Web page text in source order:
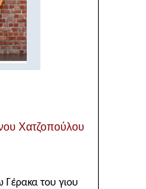
Χατζοπούλου
του γιου